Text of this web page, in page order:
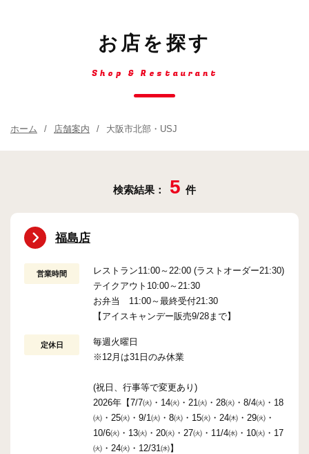
お店を探す
Shop & Restaurant
ホーム 店舗案内 大阪市北部・USJ
検索結果： 5 件
福島店
営業時間
レストラン11:00～22:00 (ラストオーダー21:30)
テイクアウト10:00～21:30
お弁当 11:00～最終受付21:30
【アイスキャンデー販売9/28まで】
定休日
毎週火曜日
※12月は31日のみ休業
(祝日、行事等で変更あり)
2026年【7/7㈫・14㈫・21㈫・28㈫・8/4㈫・18
㈫・25㈫・9/1㈫・8㈫・15㈫・24㈭・29㈫・
10/6㈫・13㈫・20㈫・27㈫・11/4㈬・10㈫・17
㈫・24㈫・12/31㈬】